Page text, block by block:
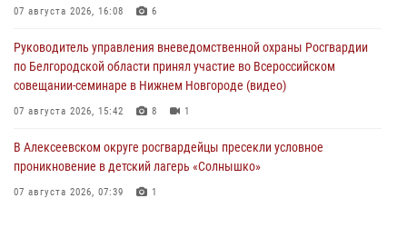
07 августа 2026, 16:08 6
Руководитель управления вневедомственной охраны Росгвардии
по Белгородской области принял участие во Всероссийском
совещании-семинаре в Нижнем Новгороде (видео)
07 августа 2026, 15:42 8 1
В Алексеевском округе росгвардейцы пресекли условное
проникновение в детский лагерь «Солнышко»
07 августа 2026, 07:39 1